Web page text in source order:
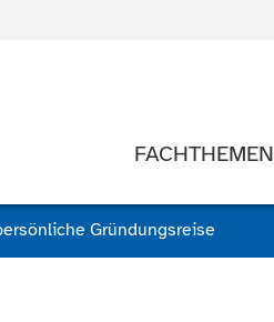
FACHTHEMEN
Gründungsreise